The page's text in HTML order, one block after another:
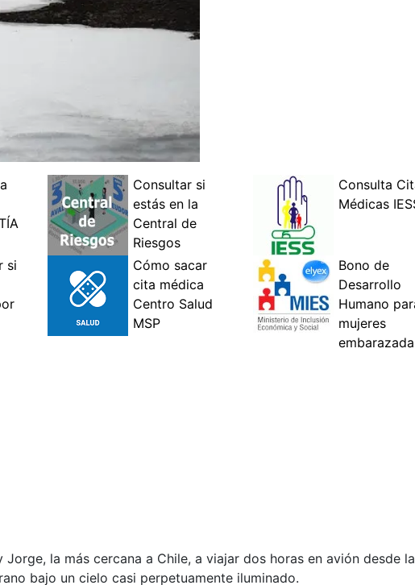
la más cercana a Chile, a viajar dos horas en avión desde la
bajo un cielo casi perpetuamente iluminado.